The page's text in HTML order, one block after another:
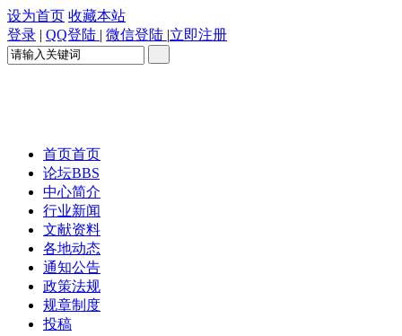
设为首页 收藏本站
登录 | QQ登陆 | 微信登陆 |立即注册
首页首页
论坛BBS
中心简介
行业新闻
文献资料
各地动态
通知公告
政策法规
规章制度
投稿